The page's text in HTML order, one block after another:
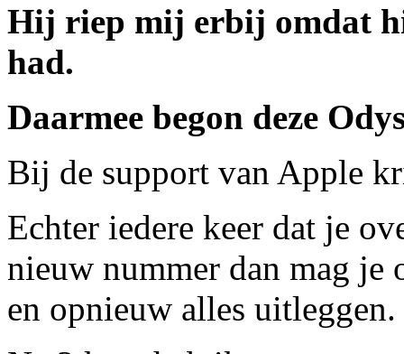
Hij riep mij erbij omdat
had.
Daarmee begon deze
Bij de support van Apple
Echter iedere keer dat je
nieuw nummer dan mag je
en opnieuw alles uitleggen.